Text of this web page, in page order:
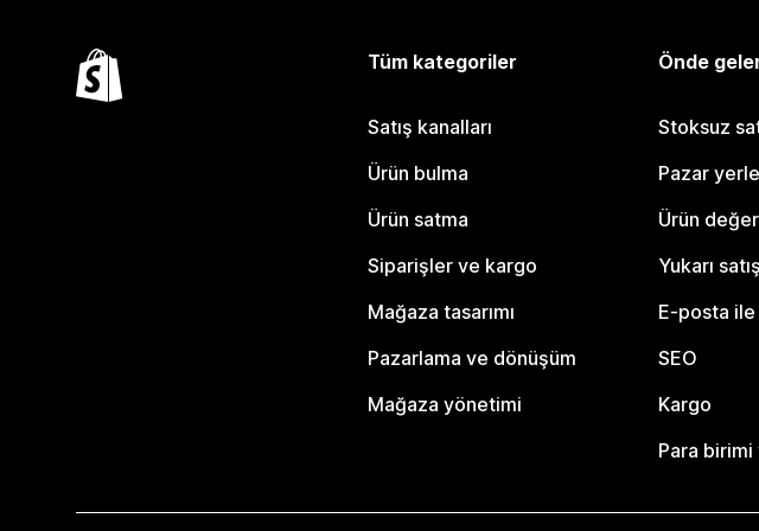
Tüm kategoriler
Satış kanalları
Ürün bulma
Ürün satma
Siparişler ve kargo
Mağaza tasarımı
Pazarlama ve dönüşüm
Mağaza yönetimi
Önde
Stoksuz
Pazar
Ürün
Yukarı
E-posta
SEO
Kargo
Para